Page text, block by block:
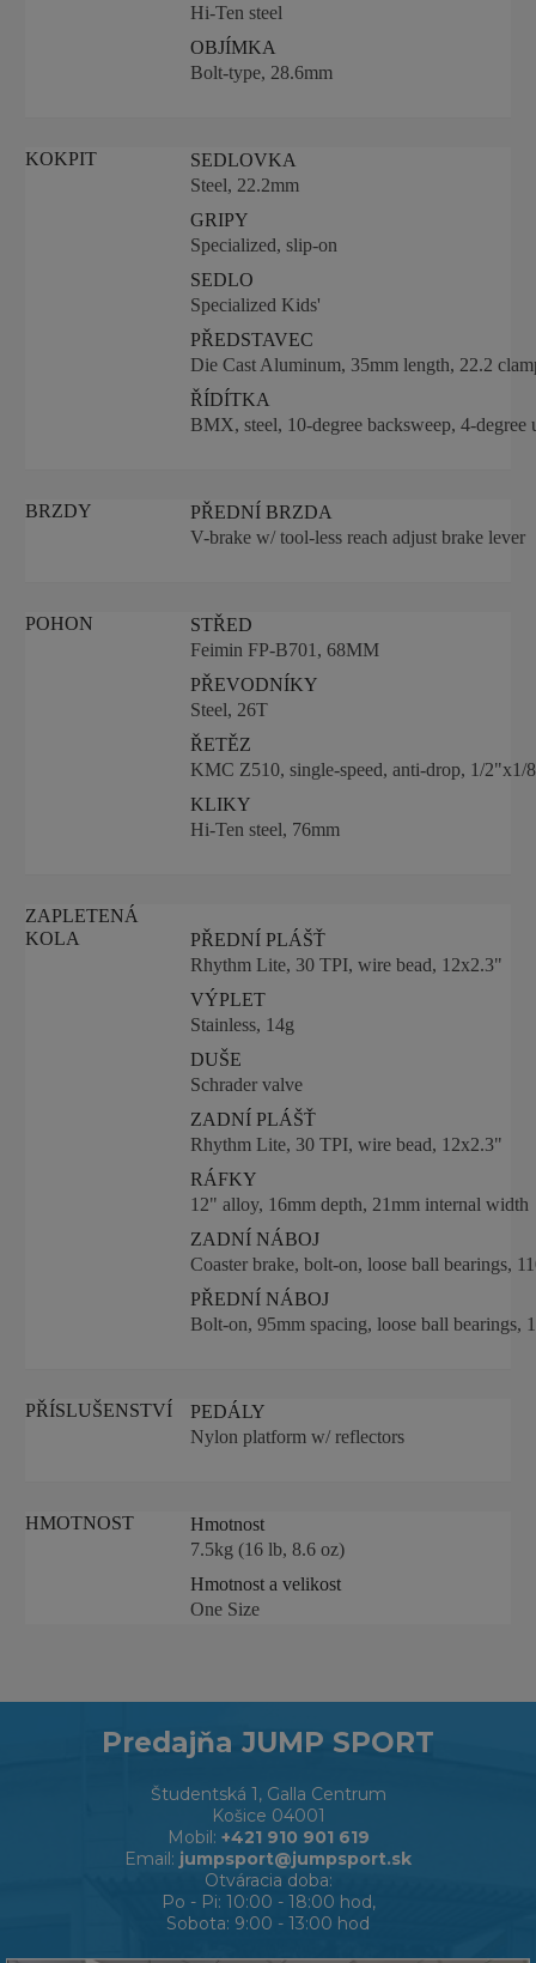
Hi-Ten steel
OBJÍMKA
Bolt-type, 28.6mm
KOKPIT
SEDLOVKA
Steel, 22.2mm
GRIPY
Specialized, slip-on
SEDLO
Specialized Kids'
PŘEDSTAVEC
Die Cast Aluminum, 35mm length, 22.2
ŘÍDÍTKA
BMX, steel, 10-degree backsweep, 4-
BRZDY
PŘEDNÍ BRZDA
V-brake w/ tool-less reach adjust brake lever
POHON
STŘED
Feimin FP-B701, 68MM
PŘEVODNÍKY
Steel, 26T
ŘETĚZ
KMC Z510, single-speed, anti-drop, 1/2"x1/
KLIKY
Hi-Ten steel, 76mm
ZAPLETENÁ
KOLA
PŘEDNÍ PLÁŠŤ
Rhythm Lite, 30 TPI, wire bead, 12x2.3"
VÝPLET
Stainless, 14g
DUŠE
Schrader valve
ZADNÍ PLÁŠŤ
Rhythm Lite, 30 TPI, wire bead, 12x2.3"
RÁFKY
12" alloy, 16mm depth, 21mm internal width
ZADNÍ NÁBOJ
Coaster brake, bolt-on, loose ball bearings,
PŘEDNÍ NÁBOJ
Bolt-on, 95mm spacing, loose ball bearings,
PŘÍSLUŠENSTVÍ
PEDÁLY
Nylon platform w/ reflectors
HMOTNOST
Hmotnost
7.5kg (16 lb, 8.6 oz)
Hmotnost a velikost
One Size
Predajňa JUMP SPORT
Študentská 1, Galla Centrum
Košice 04001
Mobil: +421 910 901 619
Email: jumpsport@jumpsport.sk
Otváracia doba:
Po - Pi: 10:00 - 18:00 hod,
Sobota: 9:00 - 13:00 hod